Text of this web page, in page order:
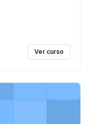
Ver curso